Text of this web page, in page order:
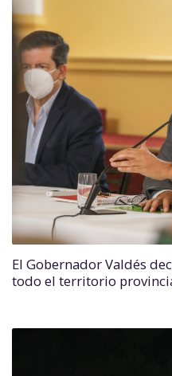
El Gobernador Valdés
todo el territorio